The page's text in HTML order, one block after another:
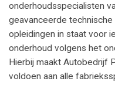
onderhoudsspecialisten
geavanceerde technische
opleidingen in staat voor
onderhoud volgens het
Hierbij maakt Autobedrijf
voldoen aan alle